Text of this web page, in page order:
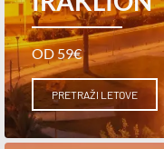
OD 59€
PRETRAŽI LETOVE